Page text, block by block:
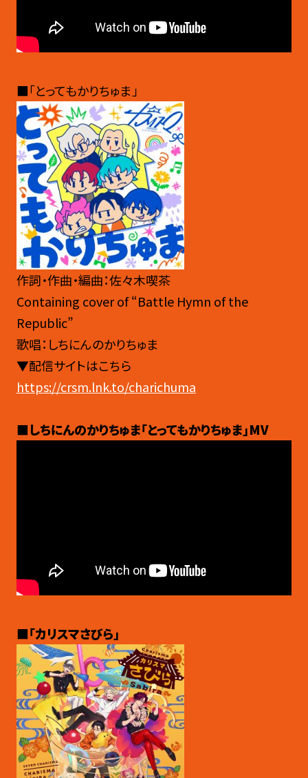
■「とってもかりちゅま」
作詞・作曲・編曲：佐々木喫茶
Containing cover of “Battle Hymn of the
Republic”
歌唱：しちにんのかりちゅま
▼配信サイトはこちら
https://crsm.lnk.to/charichuma
■しちにんのかりちゅま「とってもかりちゅま」MV
■「カリスマさびら」